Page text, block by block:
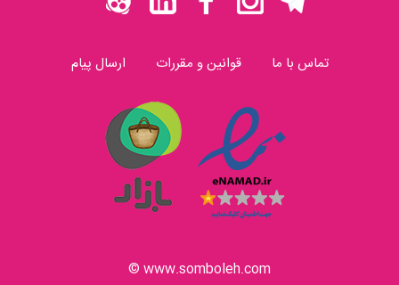
تماس با ما قوانین و مقررات ارسال پیام
www.somboleh.com ©